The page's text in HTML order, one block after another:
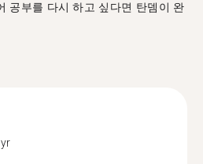
공부를 다시 하고 싶다면 탄뎀이 완